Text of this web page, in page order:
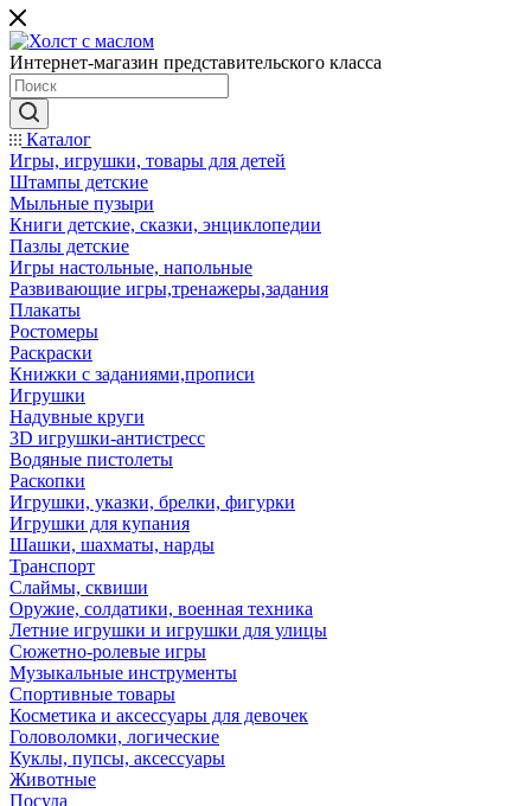
Интернет-магазин представительского класса
Каталог
Игры, игрушки, товары для детей
Штампы детские
Мыльные пузыри
Книги детские, сказки, энциклопедии
Пазлы детские
Игры настольные, напольные
Развивающие игры,тренажеры,задания
Плакаты
Ростомеры
Раскраски
Книжки с заданиями,прописи
Игрушки
Надувные круги
3D игрушки-антистресс
Водяные пистолеты
Раскопки
Игрушки, указки, брелки, фигурки
Игрушки для купания
Шашки, шахматы, нарды
Транспорт
Слаймы, сквиши
Оружие, солдатики, военная техника
Летние игрушки и игрушки для улицы
Сюжетно-ролевые игры
Музыкальные инструменты
Спортивные товары
Косметика и аксессуары для девочек
Головоломки, логические
Куклы, пупсы, аксессуары
Животные
Посуда